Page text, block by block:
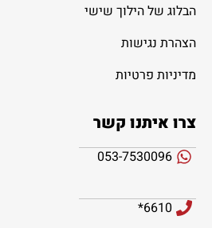
הבלוג של הילוך שישי
הצהרת נגישות
מדיניות פרטיות
צרו איתנו קשר
053-7530096
6610*